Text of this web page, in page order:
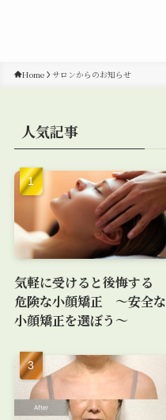
Home サロンからのお知らせ
人気記事
気軽に受けると後悔する
危険な小顔矯正 〜安全な
小顔矯正を選ぼう〜